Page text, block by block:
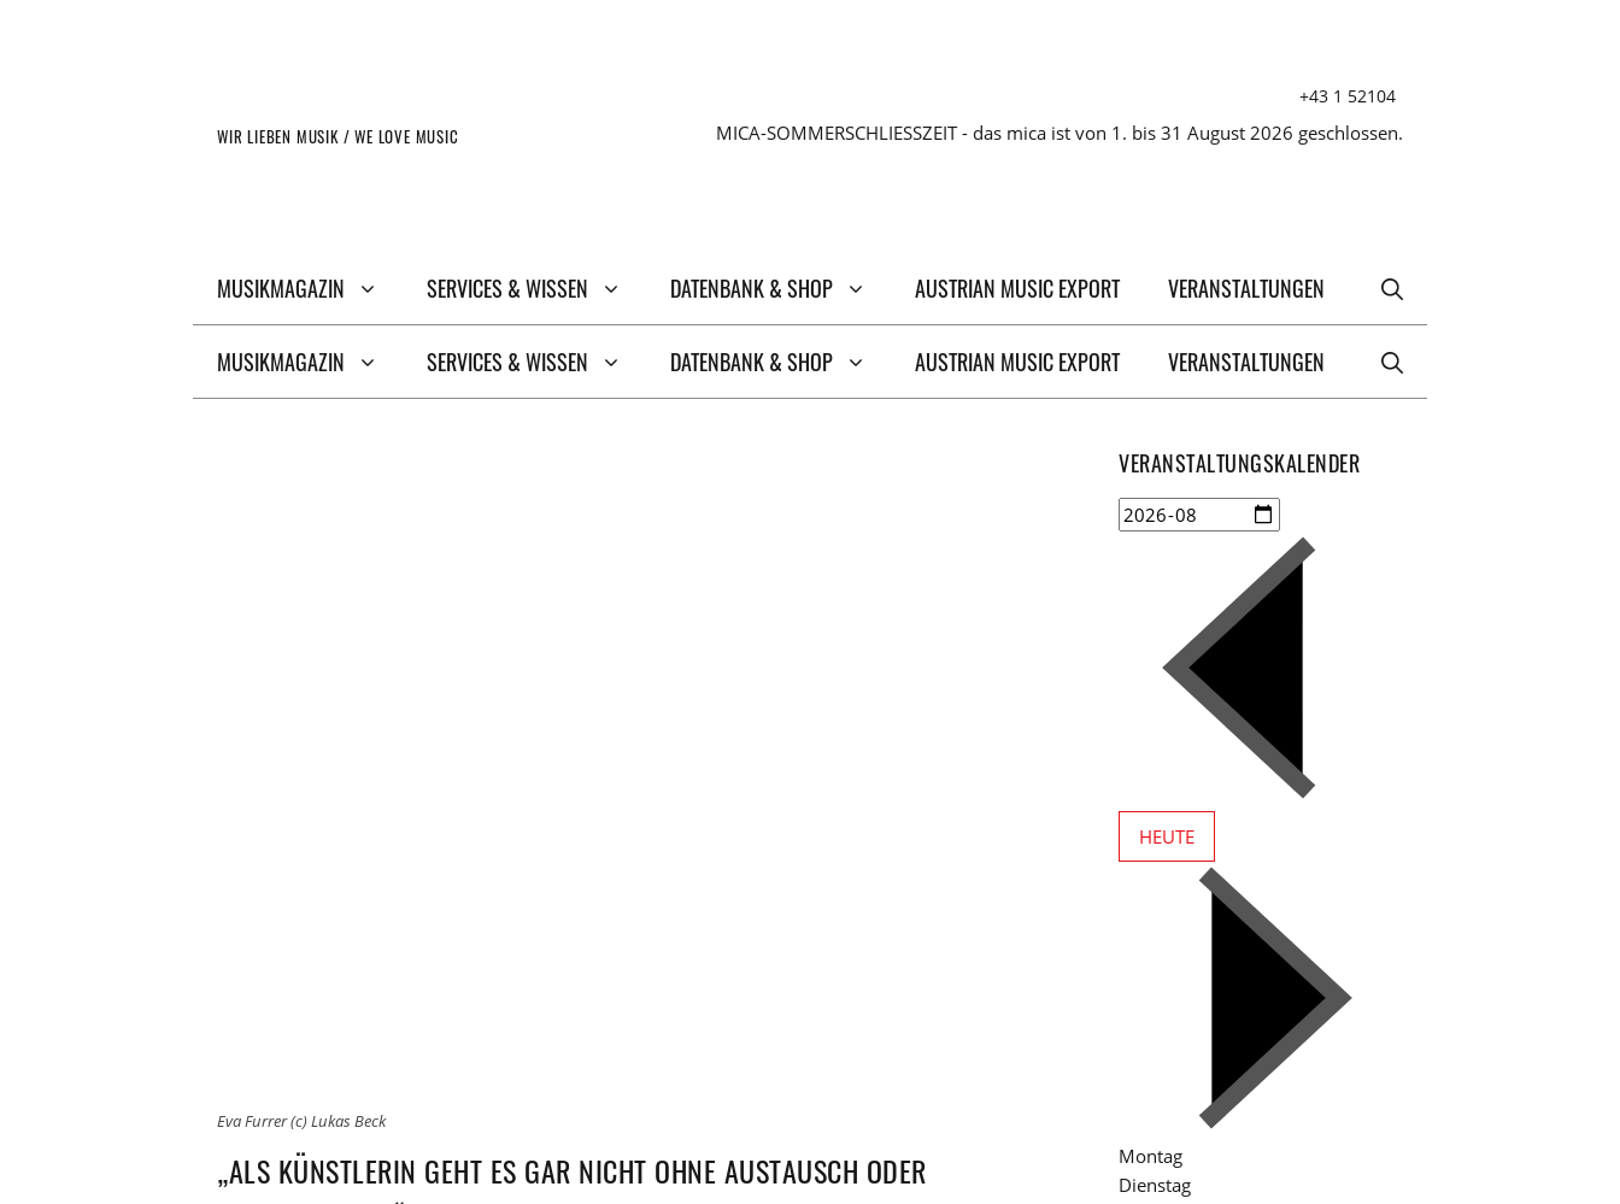
+43 1 52104
WIR LIEBEN MUSIK / WE LOVE MUSIC MICA-SOMMERSCHLIESSZEIT - das mica ist von 1. bis 31 August 2026 geschlossen.
MUSIKMAGAZIN SERVICES & WISSEN DATENBANK & SHOP AUSTRIAN MUSIC EXPORT VERANSTALTUNGEN
MUSIKMAGAZIN SERVICES & WISSEN DATENBANK & SHOP AUSTRIAN MUSIC EXPORT VERANSTALTUNGEN
Eva Furrer (c) Lukas Beck
„ALS KÜNSTLERIN GEHT ES GAR NICHT OHNE AUSTAUSCH ODER
VERANSTALTUNGSKALENDER
HEUTE
Montag
Dienstag